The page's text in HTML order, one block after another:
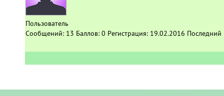
Пользователь
Сообщений: 13 Баллов: 0 Регистрация: 19.02.2016 Последний